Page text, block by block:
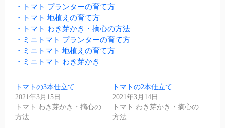
・トマト プランターの育て方
・トマト 地植えの育て方
・トマト わき芽かき・摘心の方法
・ミニトマト プランターの育て方
・ミニトマト 地植えの育て方
・ミニトマト わき芽かき
トマトの3本仕立て
2021年3月15日
トマト わき芽かき・摘心の
方法
トマトの2本仕立て
2021年3月14日
トマト わき芽かき・摘心の
方法